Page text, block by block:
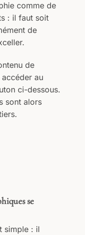
comme de
: il faut soit
de
de
accéder au
ci-dessous.
sont alors
se
simple : il